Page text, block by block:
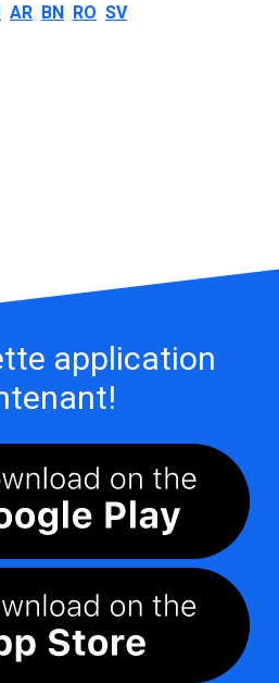
AR BN RO SV
application